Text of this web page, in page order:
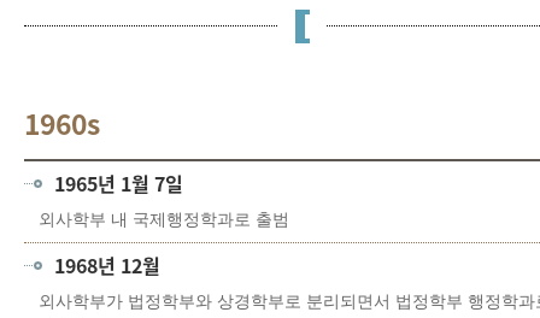
1960s
1965년 1월 7일
외사학부 내 국제행정학과로 출범
1968년 12월
외사학부가 법정학부와 상경학부로 분리되면서 법정학부 행정학과